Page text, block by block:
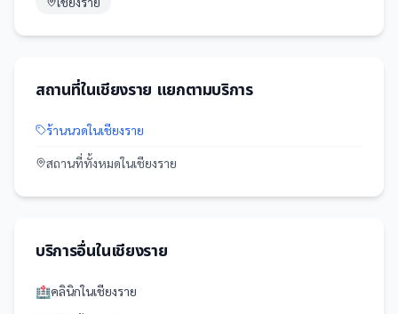
สถานที่ในเชียงราย แยกตามบริการ
ร้านนวดในเชียงราย
สถานที่ทั้งหมดในเชียงราย
บริการอื่นในเชียงราย
🏥คลินิกในเชียงราย